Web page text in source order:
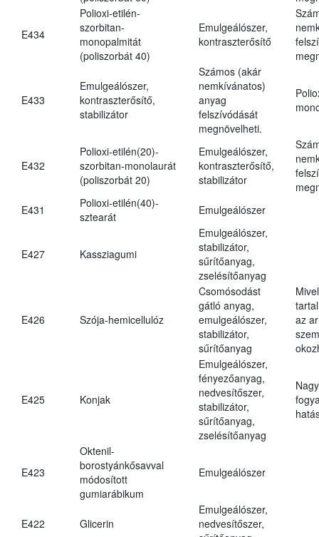
E434
Polioxi-etilén-
szorbitan-
monopalmitát
(poliszorbát 40)
Emulgeálószer,
kontraszterősítő
E433
Emulgeálószer,
kontraszterősítő,
stabilizátor
Számos (akár
nemkívánatos)
anyag
felszívódását
megnövelheti.
E432
Polioxi-etilén(20)-
szorbitan-monolaurát
(poliszorbát 20)
Emulgeálószer,
kontraszterősítő,
stabilizátor
E431
Polioxi-etilén(40)-
sztearát
Emulgeálószer
E427 Kassziagumi
Emulgeálószer,
stabilizátor,
sűrítőanyag,
zselésítőanyag
E426 Szója-hemicellulóz
Csomósodást
gátló anyag,
emulgeálószer,
stabilizátor,
sűrítőanyag
az
E425 Konjak
Emulgeálószer,
fényezőanyag,
nedvesítőszer,
stabilizátor,
sűrítőanyag,
zselésítőanyag
E423
Oktenil-
borostyánkősavval
módosított
gumiarábikum
Emulgeálószer
E422 Glicerin
Emulgeálószer,
nedvesítőszer,